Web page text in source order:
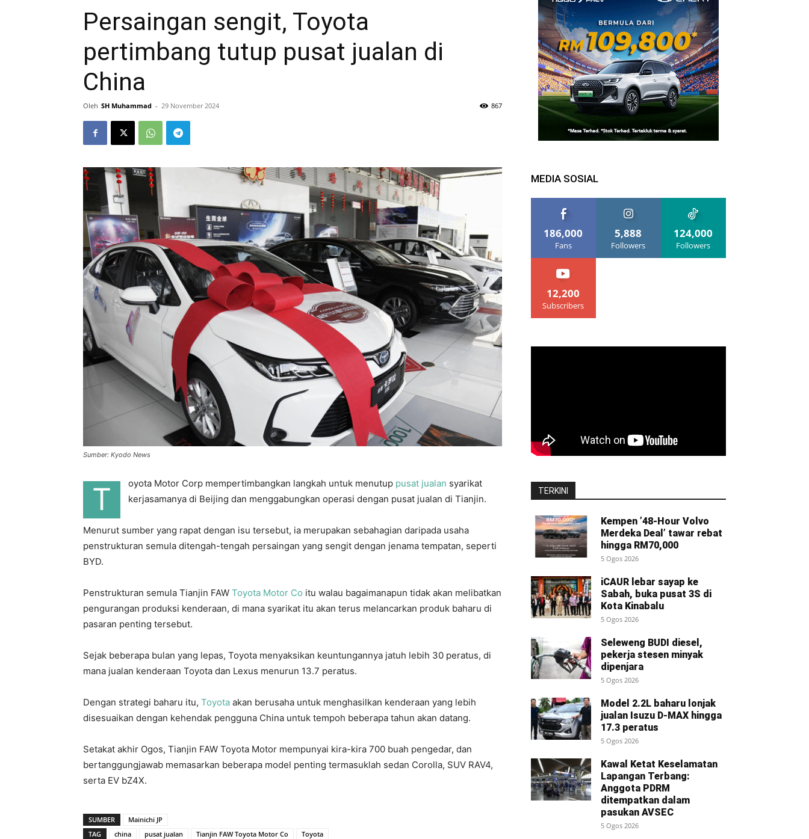
Persaingan sengit, Toyota
pertimbang tutup pusat jualan di
China
Oleh SH Muhammad - 29 November 2024 867
Sumber: Kyodo News
T oyota Motor Corp mempertimbangkan langkah untuk menutup pusat jualan syarikat
kerjasamanya di Beijing dan menggabungkan operasi dengan pusat jualan di Tianjin.
Menurut sumber yang rapat dengan isu tersebut, ia merupakan sebahagian daripada usaha
penstrukturan semula ditengah-tengah persaingan yang sengit dengan jenama tempatan, seperti
BYD.
Penstrukturan semula Tianjin FAW Toyota Motor Co itu walau bagaimanapun tidak akan melibatkan
pengurangan produksi kenderaan, di mana syarikat itu akan terus melancarkan produk baharu di
pasaran penting tersebut.
Sejak beberapa bulan yang lepas, Toyota menyaksikan keuntungannya jatuh lebih 30 peratus, di
mana jualan kenderaan Toyota dan Lexus menurun 13.7 peratus.
Dengan strategi baharu itu, Toyota akan berusaha untuk menghasilkan kenderaan yang lebih
disesuaikan dengan kehendak pengguna China untuk tempoh beberapa tahun akan datang.
Setakat akhir Ogos, Tianjin FAW Toyota Motor mempunyai kira-kira 700 buah pengedar, dan
bertanggungjawab memasarkan beberapa model penting termasuklah sedan Corolla, SUV RAV4,
serta EV bZ4X.
SUMBER
Mainichi JP
TAG
china pusat jualan Tianjin FAW Toyota Motor Co Toyota
MEDIA SOSIAL
186,000
Fans
5,888
Followers
124,000
Followers
12,200
Subscribers
TERKINI
Kempen ’48-Hour Volvo
Merdeka Deal’ tawar rebat
hingga RM70,000
5 Ogos 2026
iCAUR lebar sayap ke
Sabah, buka pusat 3S di
Kota Kinabalu
5 Ogos 2026
Seleweng BUDI diesel,
pekerja stesen minyak
dipenjara
5 Ogos 2026
Model 2.2L baharu lonjak
jualan Isuzu D-MAX hingga
17.3 peratus
5 Ogos 2026
Kawal Ketat Keselamatan
Lapangan Terbang:
Anggota PDRM
ditempatkan dalam
pasukan AVSEC
5 Ogos 2026